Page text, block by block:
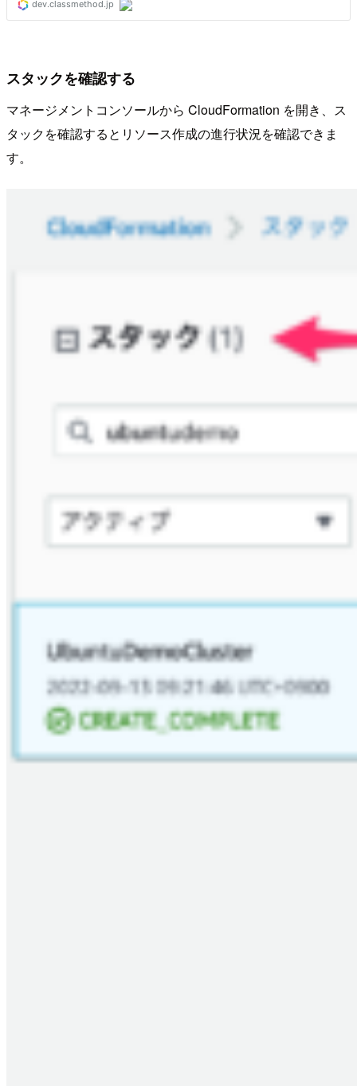
スタックを確認する
マネージメントコンソールから CloudFormation を開き、ス
タックを確認するとリソース作成の進行状況を確認できま
す。